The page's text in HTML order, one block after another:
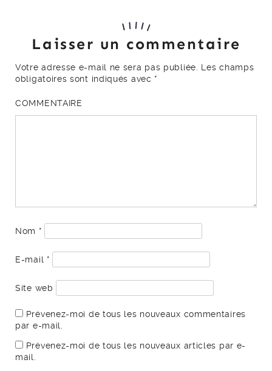
Laisser un commentaire
Votre adresse e-mail ne sera pas publiée. Les champs
obligatoires sont indiqués avec *
COMMENTAIRE
Nom *
E-mail *
Site web
Prévenez-moi de tous les nouveaux commentaires
par e-mail.
Prévenez-moi de tous les nouveaux articles par e-
mail.